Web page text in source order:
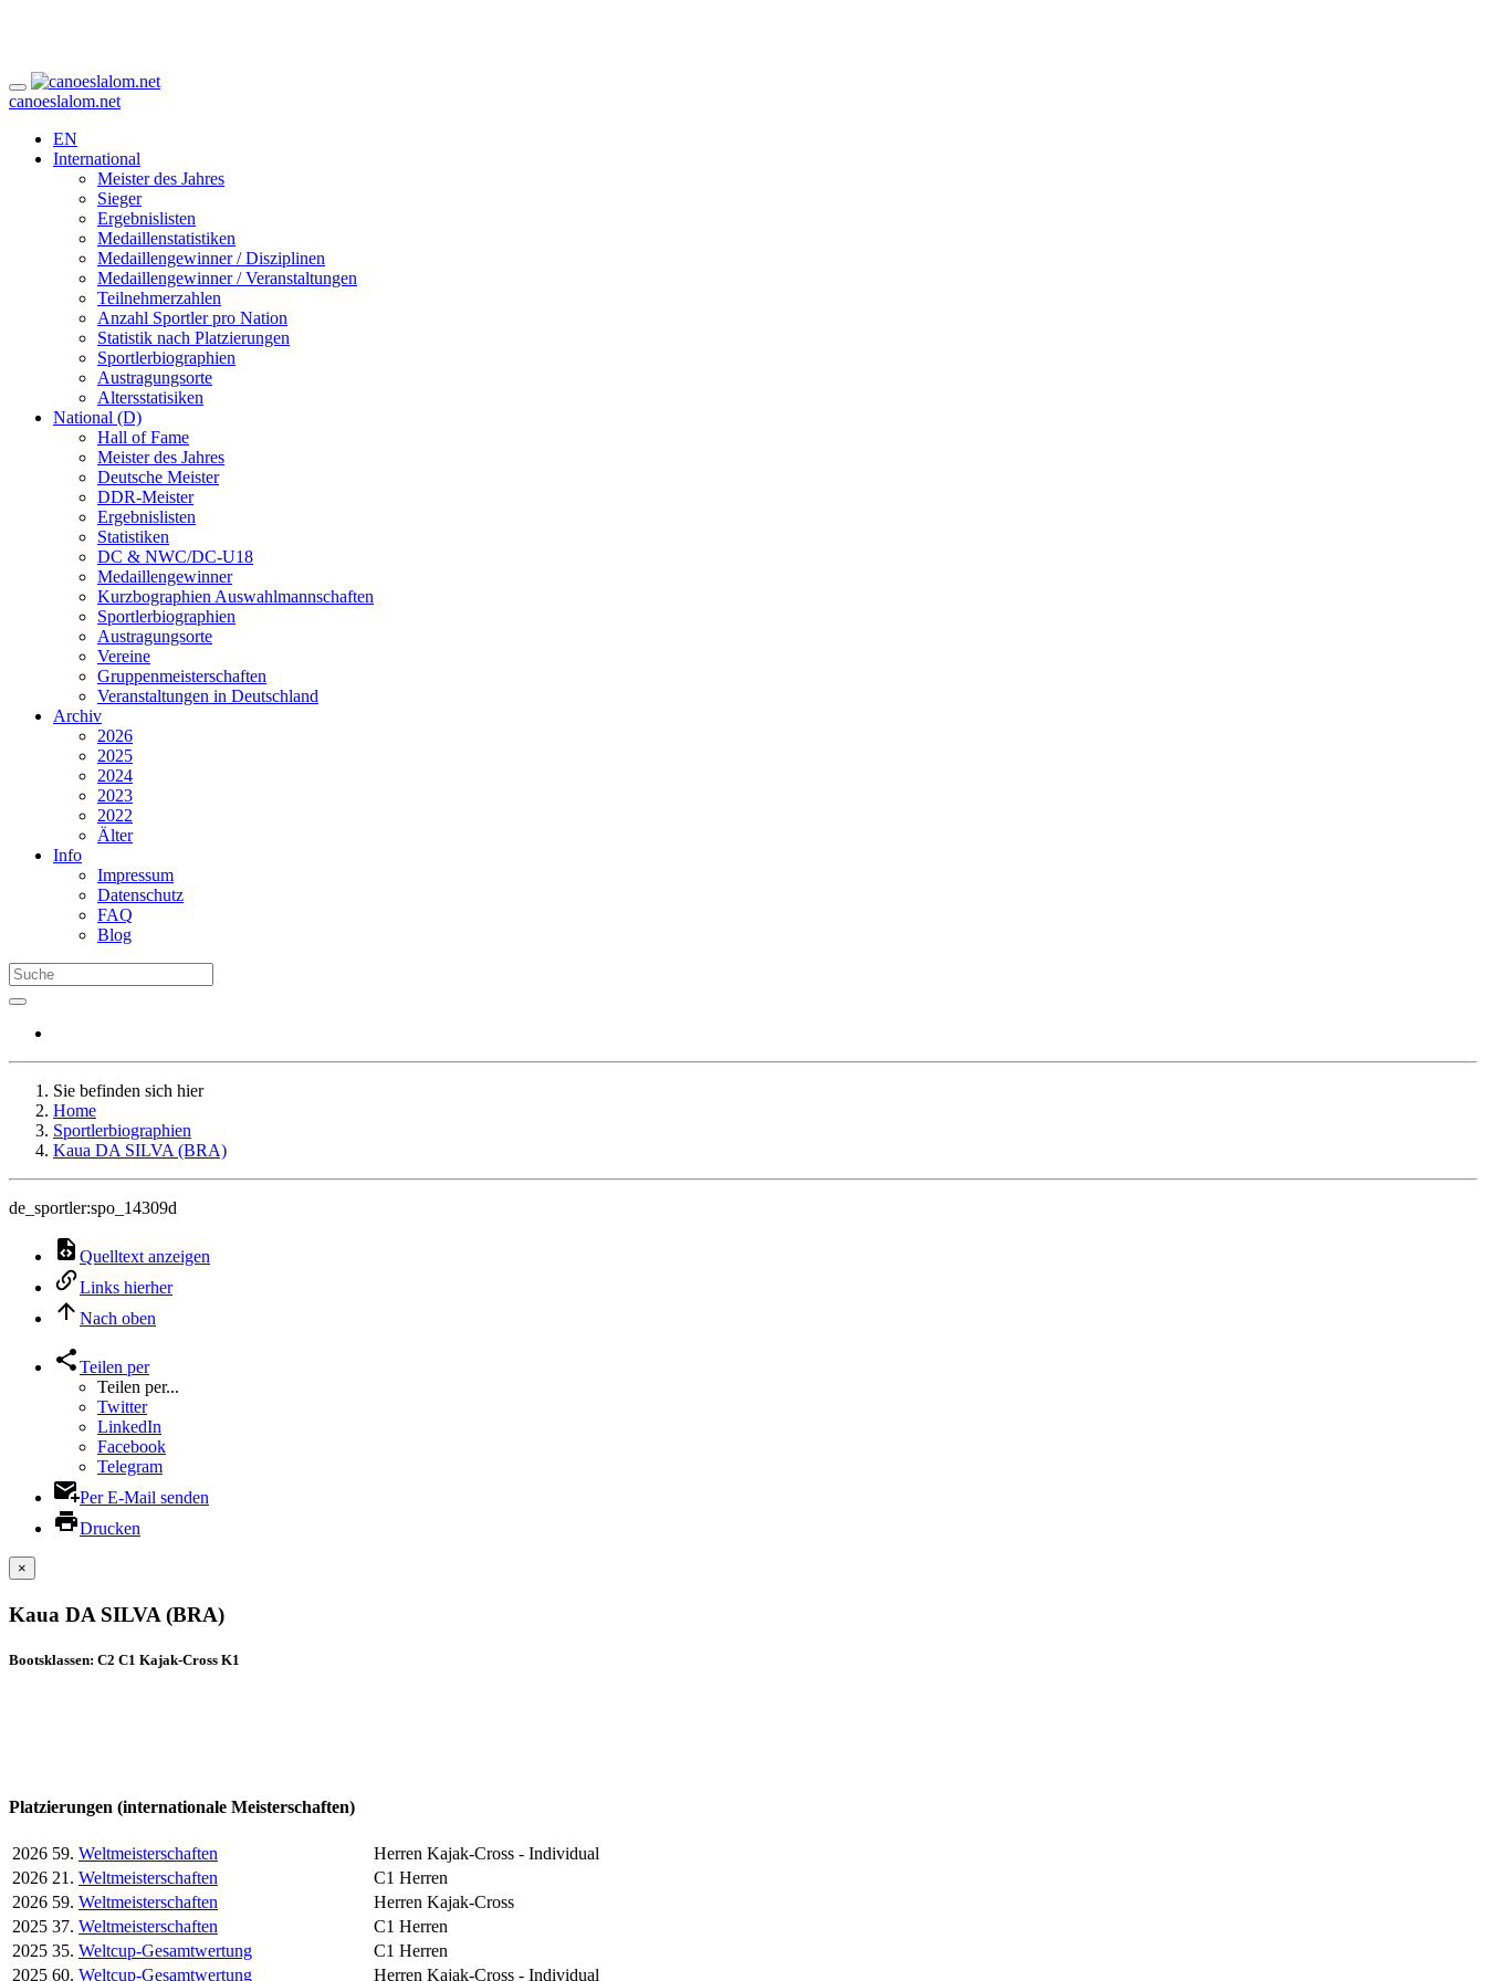
canoeslalom.net
EN
International
Meister des Jahres
Sieger
Ergebnislisten
Medaillenstatistiken
Medaillengewinner / Disziplinen
Medaillengewinner / Veranstaltungen
Teilnehmerzahlen
Anzahl Sportler pro Nation
Statistik nach Platzierungen
Sportlerbiographien
Austragungsorte
Altersstatisiken
National (D)
Hall of Fame
Meister des Jahres
Deutsche Meister
DDR-Meister
Ergebnislisten
Statistiken
DC & NWC/DC-U18
Medaillengewinner
Kurzbographien Auswahlmannschaften
Sportlerbiographien
Austragungsorte
Vereine
Gruppenmeisterschaften
Veranstaltungen in Deutschland
Archiv
2026
2025
2024
2023
2022
Älter
Info
Impressum
Datenschutz
FAQ
Blog
Sie befinden sich hier
Home
Sportlerbiographien
Kaua DA SILVA (BRA)
de_sportler:spo_14309d
Quelltext anzeigen
Links hierher
Nach oben
Teilen per
Teilen per...
Twitter
LinkedIn
Facebook
Telegram
Per E-Mail senden
Drucken
×
Kaua DA SILVA (BRA)
Bootsklassen: C2 C1 Kajak-Cross K1
Platzierungen (internationale Meisterschaften)
2026 59. Weltmeisterschaften
Herren Kajak-Cross - Individual
2026 21. Weltmeisterschaften
C1 Herren
2026 59. Weltmeisterschaften
Herren Kajak-Cross
2025 37. Weltmeisterschaften
C1 Herren
2025 35. Weltcup-Gesamtwertung
C1 Herren
2025 60. Weltcup-Gesamtwertung
Herren Kajak-Cross - Individual